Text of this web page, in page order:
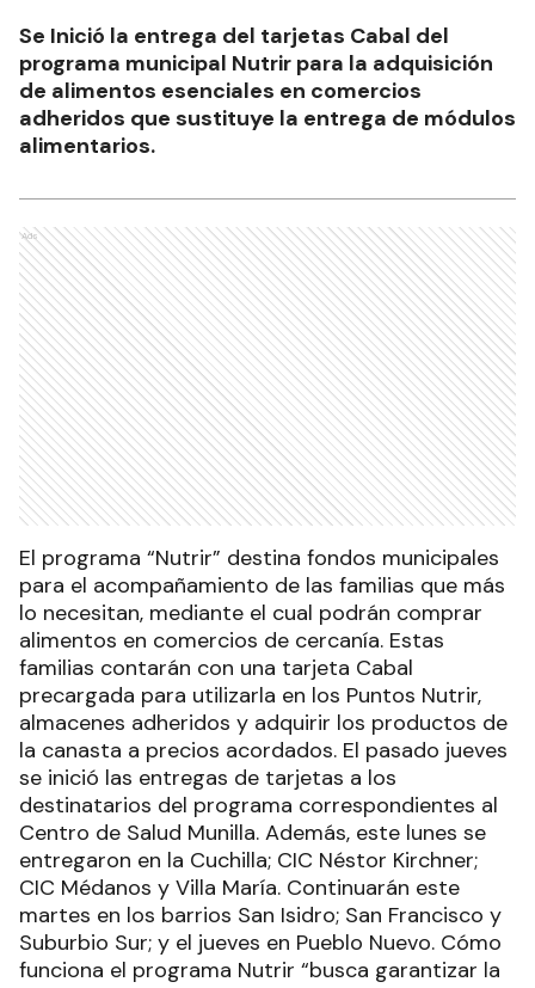
Se Inició la entrega del tarjetas Cabal del
programa municipal Nutrir para la adquisición
de alimentos esenciales en comercios
adheridos que sustituye la entrega de módulos
alimentarios.
Ads
El programa “Nutrir” destina fondos municipales
para el acompañamiento de las familias que más
lo necesitan, mediante el cual podrán comprar
alimentos en comercios de cercanía. Estas
familias contarán con una tarjeta Cabal
precargada para utilizarla en los Puntos Nutrir,
almacenes adheridos y adquirir los productos de
la canasta a precios acordados. El pasado jueves
se inició las entregas de tarjetas a los
destinatarios del programa correspondientes al
Centro de Salud Munilla. Además, este lunes se
entregaron en la Cuchilla; CIC Néstor Kirchner;
CIC Médanos y Villa María. Continuarán este
martes en los barrios San Isidro; San Francisco y
Suburbio Sur; y el jueves en Pueblo Nuevo. Cómo
funciona el programa Nutrir “busca garantizar la